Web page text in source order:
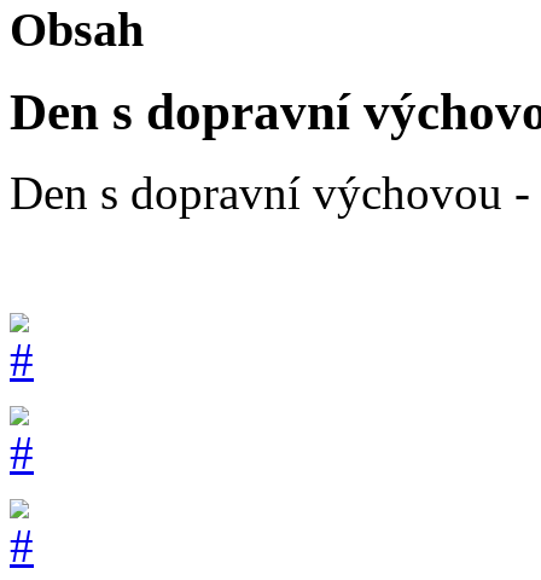
Obsah
Den s dopravní
Den s dopravní výchovou